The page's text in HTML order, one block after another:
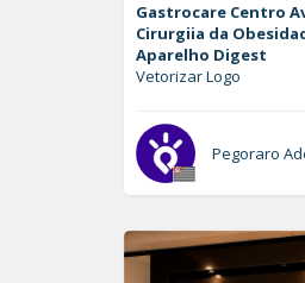
Gastrocare Centro
Cirurgiia da
Aparelho Digest
Vetorizar Logo
Pegoraro